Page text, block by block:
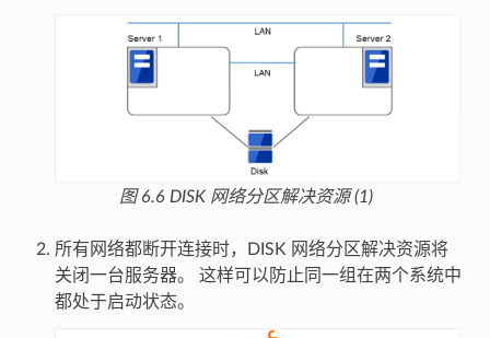
图 6.6 DISK 网络分区解决资源 (1)
所有网络都断开连接时，DISK 网络分区解决资源将
关闭一台服务器。 这样可以防止同一组在两个系统中
都处于启动状态。